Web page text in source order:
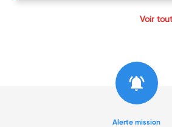
Voir
Alerte mission